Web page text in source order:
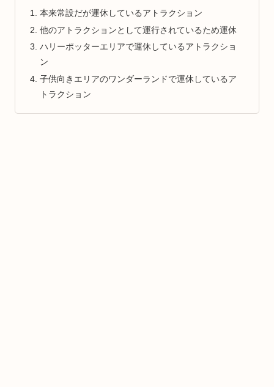
本来常設だが運休しているアトラクション
他のアトラクションとして運行されているため運休
ハリーポッターエリアで運休しているアトラクショ
ン
子供向きエリアのワンダーランドで運休しているア
トラクション